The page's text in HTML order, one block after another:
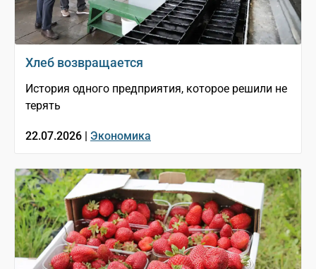
Хлеб возвращается
История одного предприятия, которое решили не
терять
22.07.2026 | Экономика